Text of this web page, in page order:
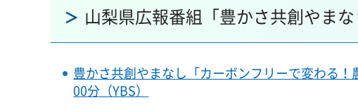
山梨県広報番組「豊かさ共創やまな
豊かさ共創やまなし「カーボンフリーで変わる
00分（YBS）